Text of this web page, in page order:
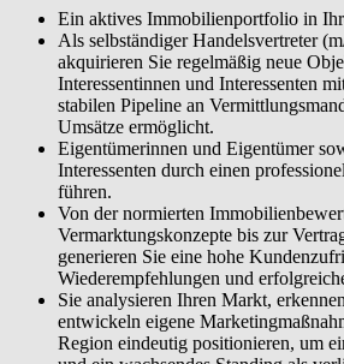
Moderne Tools & CRM effizient einsetzen.
CRM, einer
digitalen Makler-Tools und klaren
Abläufe effizient und steigern damit Ihre
Vermittlungsquote.
Ihr Geschäft unternehmerisch steuern. Sie
Vertrieb und Ressourcen professionell und
finanzielle Entscheidungen für Ihr
Immobiliengeschäft.
Ein aktives Immobilienportfolio in
Als selbständiger Handelsvertreter
akquirieren Sie regelmäßig neue
Interessentinnen und Interessenten
stabilen Pipeline an
Umsätze ermöglicht.
Eigentümerinnen und Eigentümer
Interessenten durch einen
führen.
Von der normierten
Vermarktungskonzepte bis zur
generieren Sie eine hohe
Wiederempfehlungen und
Sie analysieren Ihren Markt,
entwickeln eigene
Region eindeutig positionieren, um